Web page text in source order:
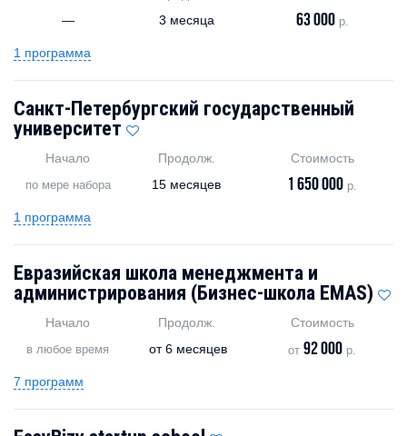
—
3 месяца
63 000р.
1 программа
Санкт-Петербургский государственный
университет
Начало
по мере набора
Продолж.
15 месяцев
Стоимость
1 650 000 р.
1 программа
Евразийская школа менеджмента и
администрирования (Бизнес-школа EMAS)
Начало
в любое время
Продолж.
от6 месяцев
Стоимость
от92 000 р.
7 программ